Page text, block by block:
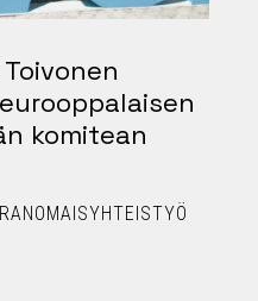
komitean